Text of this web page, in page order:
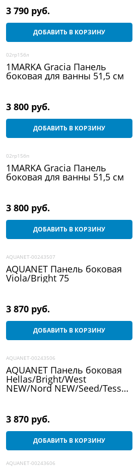
3 790 руб.
ДОБАВИТЬ В КОРЗИНУ
02гр15бл
1MARKA Gracia Панель
боковая для ванны 51,5 см
3 800 руб.
ДОБАВИТЬ В КОРЗИНУ
02гр15бп
1MARKA Gracia Панель
боковая для ванны 51,5 см
3 800 руб.
ДОБАВИТЬ В КОРЗИНУ
AQUANET-00243507
AQUANET Панель боковая
Viola/Bright 75
3 870 руб.
ДОБАВИТЬ В КОРЗИНУ
AQUANET-00243506
AQUANET Панель боковая
Hellas/Bright/West
NEW/Nord NEW/Seed/Tessa
3 870 руб.
ДОБАВИТЬ В КОРЗИНУ
AQUANET-00243606